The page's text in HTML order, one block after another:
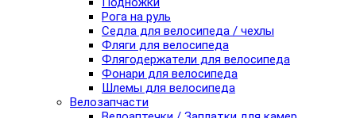
Рога на руль
Седла для велосипеда / чехлы
Фляги для велосипеда
Флягодержатели для велосипеда
Фонари для велосипеда
Шлемы для велосипеда
Велозапчасти